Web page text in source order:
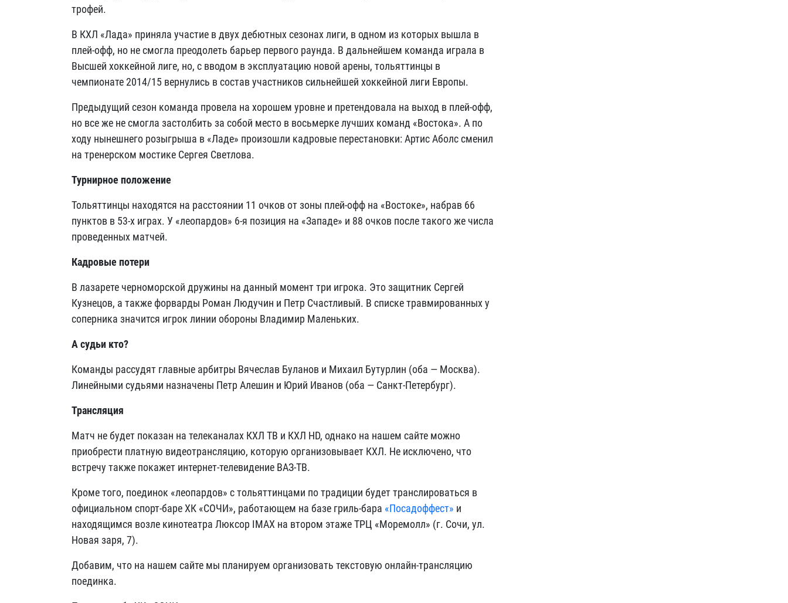
трофей.
В КХЛ «Лада» приняла участие в двух дебютных сезонах лиги, в одном из которых вышла в
плей-офф, но не смогла преодолеть барьер первого раунда. В дальнейшем команда играла в
Высшей хоккейной лиге, но, с вводом в эксплуатацию новой арены, тольяттинцы в
чемпионате 2014/15 вернулись в состав участников сильнейшей хоккейной лиги Европы.
Предыдущий сезон команда провела на хорошем уровне и претендовала на выход в плей-офф,
но все же не смогла застолбить за собой место в восьмерке лучших команд «Востока». А по
ходу нынешнего розыгрыша в «Ладе» произошли кадровые перестановки: Артис Аболс сменил
на тренерском мостике Сергея Светлова.
Турнирное положение
Тольяттинцы находятся на расстоянии 11 очков от зоны плей-офф на «Востоке», набрав 66
пунктов в 53-х играх. У «леопардов» 6-я позиция на «Западе» и 88 очков после такого же числа
проведенных матчей.
Кадровые потери
В лазарете черноморской дружины на данный момент три игрока. Это защитник Сергей
Кузнецов, а также форварды Роман Людучин и Петр Счастливый. В списке травмированных у
соперника значится игрок линии обороны Владимир Маленьких.
А судьи кто?
Команды рассудят главные арбитры Вячеслав Буланов и Михаил Бутурлин (оба — Москва).
Линейными судьями назначены Петр Алешин и Юрий Иванов (оба — Санкт-Петербург).
Трансляция
Матч не будет показан на телеканалах КХЛ ТВ и КХЛ HD, однако на нашем сайте можно
приобрести платную видеотрансляцию, которую организовывает КХЛ. Не исключено, что
встречу также покажет интернет-телевидение ВАЗ-ТВ.
Кроме того, поединок «леопардов» с тольяттинцами по традиции будет транслироваться в
официальном спорт-баре ХК «СОЧИ», работающем на базе гриль-бара «Посадоффест» и
находящимся возле кинотеатра Люксор IMAX на втором этаже ТРЦ «Моремолл» (г. Сочи, ул.
Новая заря, 7).
Добавим, что на нашем сайте мы планируем организовать текстовую онлайн-трансляцию
поединка.